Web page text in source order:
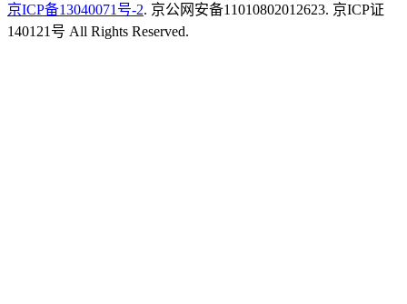
京ICP备13040071号-2. 京公网安备11010802012623. 京ICP证
140121号 All Rights Reserved.